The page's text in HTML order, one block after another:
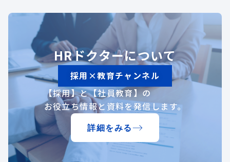
HRドクターについて
採用×教育チャンネル
【採用】と【社員教育】の
お役立ち情報と資料を発信します。
詳細をみる